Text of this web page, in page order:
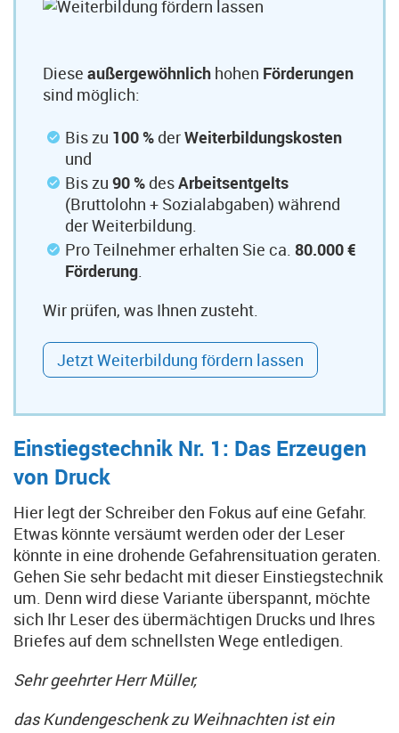
Diese außergewöhnlich hohen Förderungen
sind möglich:
Bis zu 100 % derWeiterbildungskosten
und
Bis zu 90 % desArbeitsentgelts
(Bruttolohn + Sozialabgaben) während
der Weiterbildung.
Pro Teilnehmer erhalten Sie ca. 80.000 €
Förderung.
Wir prüfen, was Ihnen zusteht.
Jetzt Weiterbildung fördern lassen
Einstiegstechnik Nr. 1: Das Erzeugen
von Druck
Hier legt der Schreiber den Fokus auf eine Gefahr.
Etwas könnte versäumt werden oder der Leser
könnte in eine drohende Gefahrensituation geraten.
Gehen Sie sehr bedacht mit dieser Einstiegstechnik
um. Denn wird diese Variante überspannt, möchte
sich Ihr Leser des übermächtigen Drucks und Ihres
Briefes auf dem schnellsten Wege entledigen.
Sehr geehrter Herr Müller,
das Kundengeschenk zu Weihnachten ist ein